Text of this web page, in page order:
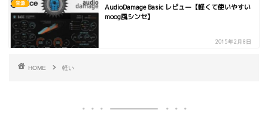
音源
AudioDamage Basic レビュー【軽くて使いやすい
moog風シンセ】
2015年2月8日
HOME 軽い